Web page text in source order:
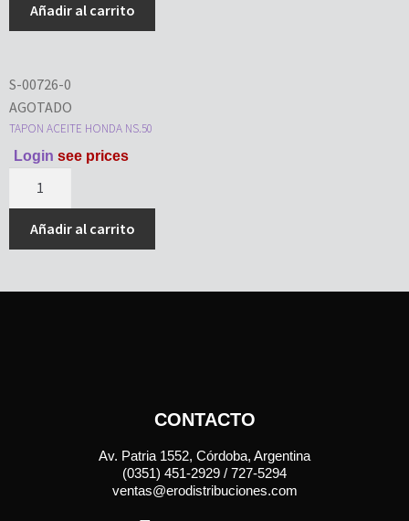
Añadir al carrito
S-00726-0
AGOTADO
TAPON ACEITE HONDA NS.50
Login see prices
Añadir al carrito
CONTACTO
Av. Patria 1552, Córdoba, Argentina
(0351) 451-2929 / 727-5294
ventas@erodistribuciones.com